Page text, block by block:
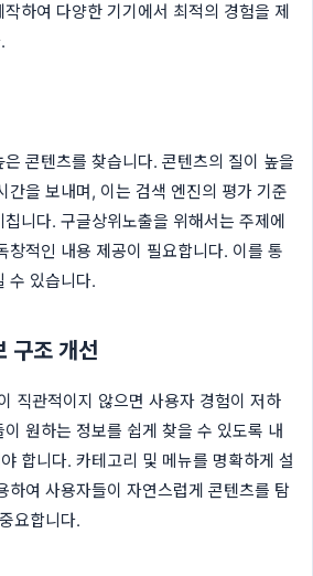
하여 다양한 기기에서 최적의 경험을 제
콘텐츠를 찾습니다. 콘텐츠의 질이 높을
간을 보내며, 이는 검색 엔진의 평가 기준
니다. 구글상위노출을 위해서는 주제에
창적인 내용 제공이 필요합니다. 이를 통
수 있습니다.
구조 개선
직관적이지 않으면 사용자 경험이 저하
원하는 정보를 쉽게 찾을 수 있도록 내
합니다. 카테고리 및 메뉴를 명확하게 설
하여 사용자들이 자연스럽게 콘텐츠를 탐
요합니다.